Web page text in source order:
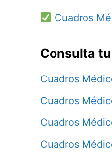
Cuadros
Consulta
Cuadros
Cuadros
Cuadros
Cuadros